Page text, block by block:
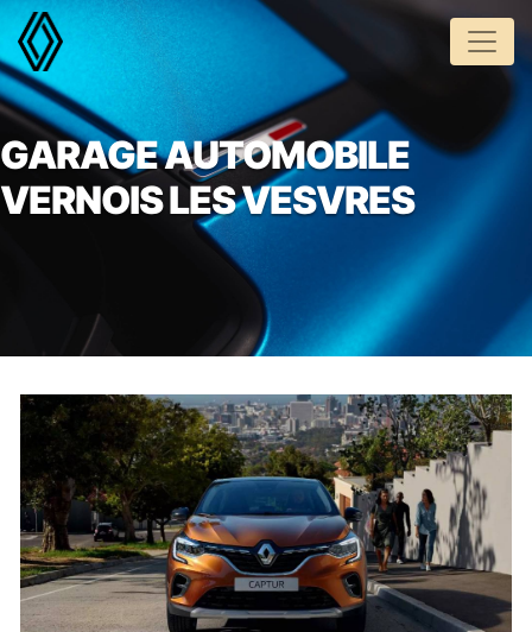
Panneau de gestion des cookies
GARAGE AUTOMOBILE
VERNOIS LES VESVRES